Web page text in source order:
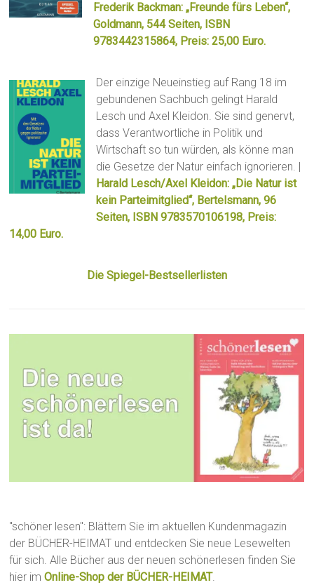
Frederik Backman: „Freunde fürs Leben“,
Goldmann, 544 Seiten, ISBN
9783442315864, Preis: 25,00 Euro.
Der einzige Neueinstieg auf Rang 18 im
gebundenen Sachbuch gelingt Harald
Lesch und Axel Kleidon. Sie sind genervt,
dass Verantwortliche in Politik und
Wirtschaft so tun würden, als könne man
die Gesetze der Natur einfach ignorieren. |
Harald Lesch/Axel Kleidon: „Die Natur ist
kein Parteimitglied“, Bertelsmann, 96
Seiten, ISBN 9783570106198, Preis:
14,00 Euro.
Die Spiegel-Bestsellerlisten
"schöner lesen": Blättern Sie im aktuellen Kundenmagazin
der BÜCHER-HEIMAT und entdecken Sie neue Lesewelten
für sich. Alle Bücher aus der neuen schönerlesen finden Sie
hier imOnline-Shop der BÜCHER-HEIMAT.